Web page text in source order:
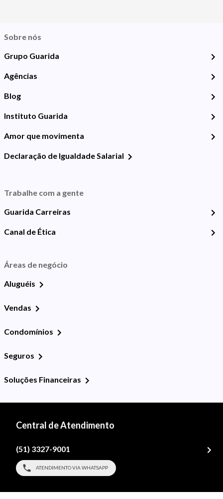
Sobre nós
Grupo Guarida
Agências
Blog
Instituto Guarida
Amor que movimenta
Declaração de Igualdade Salarial
Trabalhe com a gente
Guarida Carreiras
Canal de Ética
Áreas de negócio
Aluguéis
Vendas
Condomínios
Seguros
Soluções Financeiras
Central de Atendimento
(51) 3327-9001
ATENDIMENTO VIA WHATSAPP